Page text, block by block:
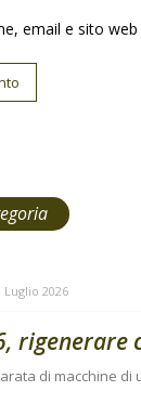
email e sito
Luglio 2026
rigenerare
di macchine